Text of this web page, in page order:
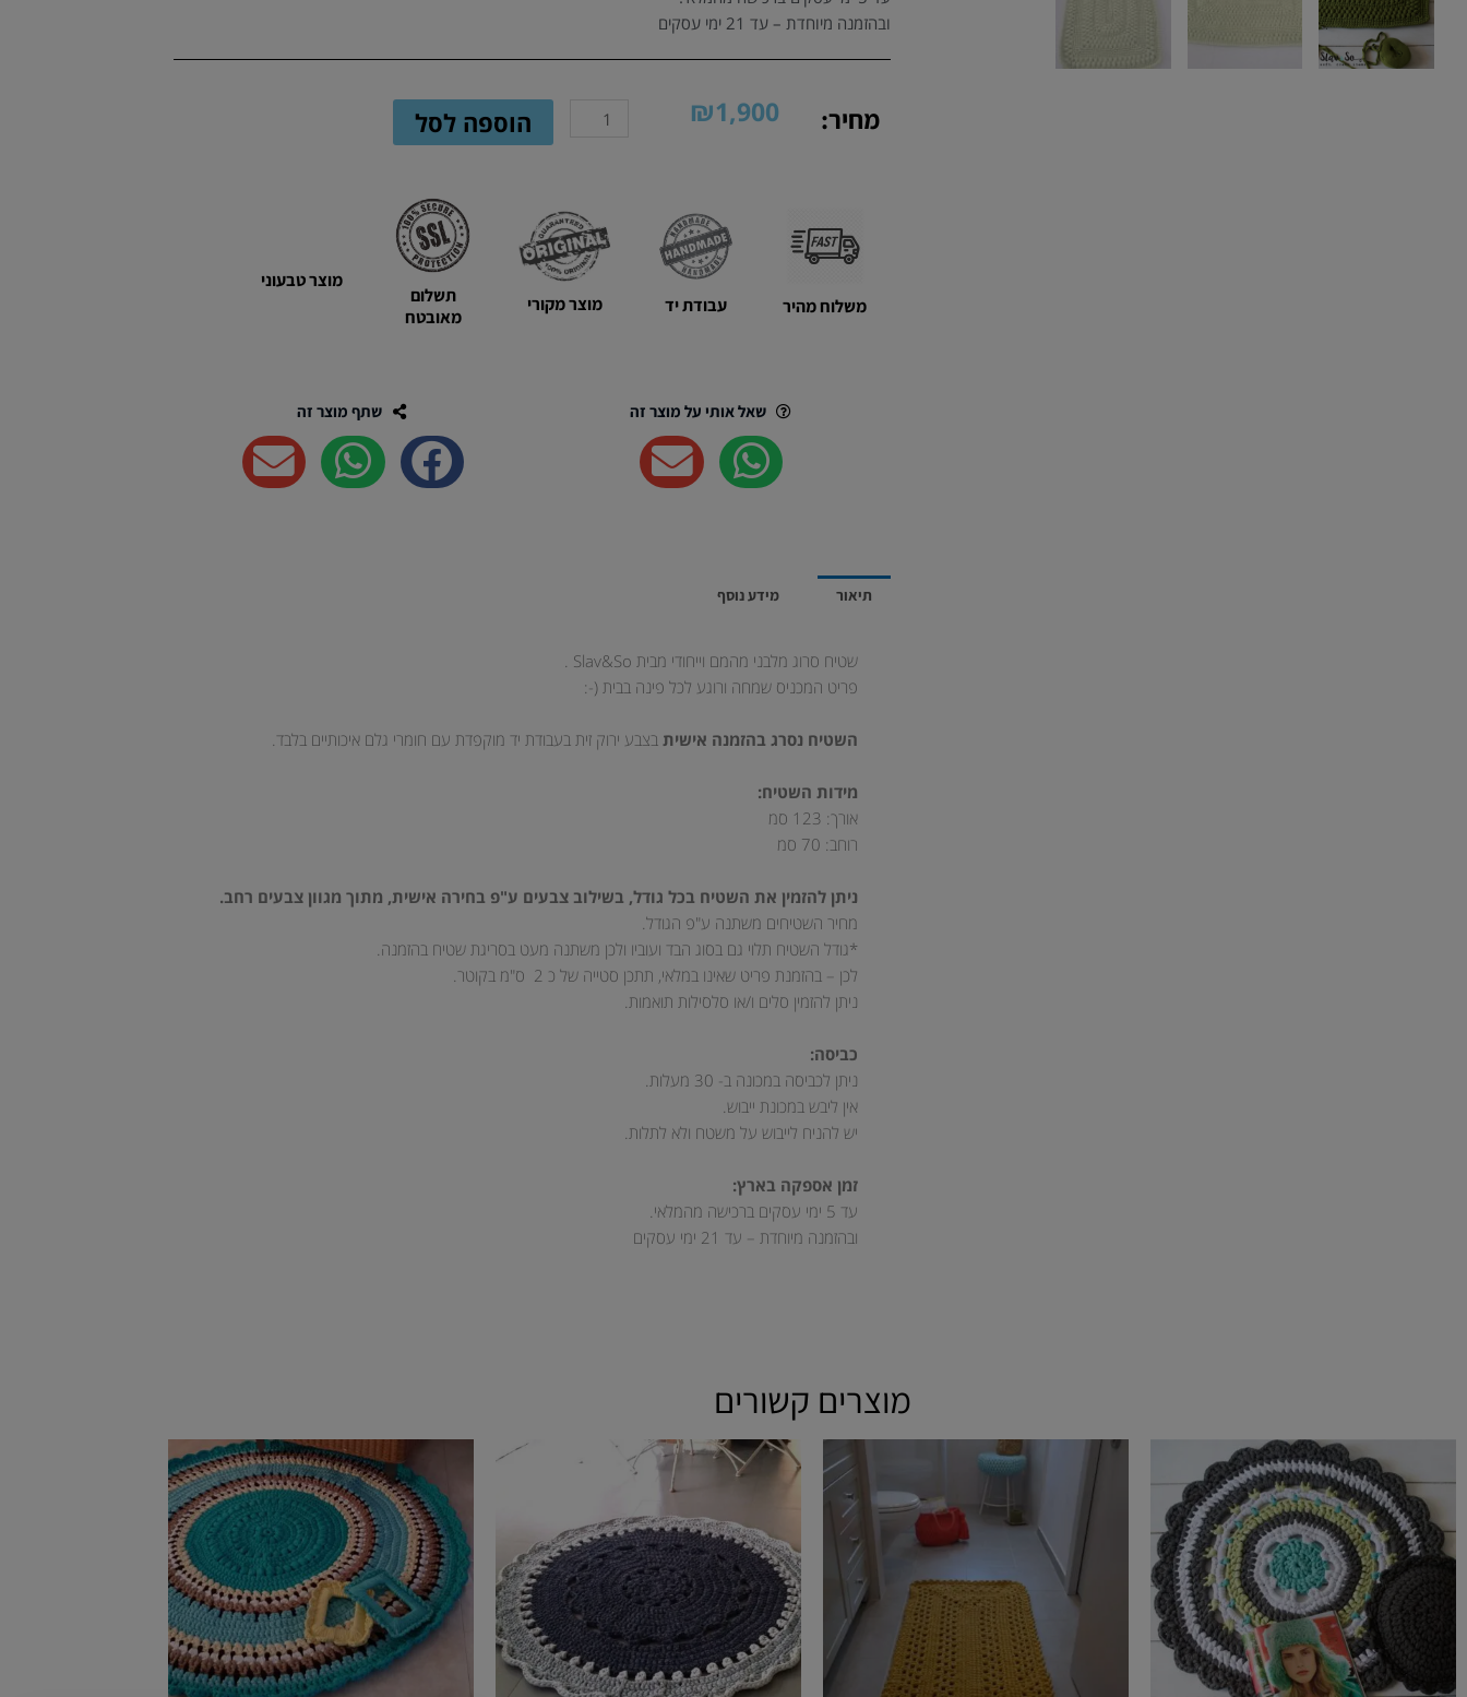
ובהזמנה מיוחדת – עד 21 ימי עסקים
מחיר: ₪1,900
כמות
בעבודת
הוספה לסל
משלוח מהיר עבודת יד מוצר מקורי
תשלום
מאובטח
מוצר טבעוני
שאל אותי על מוצר זה שתף מוצר זה
תיאור מידע נוסף
שטיח סרוג מלבני מהמם וייחודי מבית Slav&So .
פריט המכניס שמחה ורוגע לכל פינה בבית (-:
השטיח נסרג בהזמנה אישית בצבע ירוק זית בעבודת יד מוקפדת עם חומרי גלם איכותיים בלבד.
מידות השטיח:
אורך: 123 סמ
רוחב: 70 סמ
ניתן להזמין את השטיח בכל גודל, בשילוב צבעים ע"פ בחירה אישית, מתוך מגוון צבעים רחב.
מחיר השטיחים משתנה ע"פ הגודל.
*גודל השטיח תלוי גם בסוג הבד ועוביו ולכן משתנה מעט בסריגת שטיח בהזמנה.
לכן – בהזמנת פריט שאינו במלאי, תתכן סטייה של כ 2 ס"מ בקוטר.
ניתן להזמין סלים ו/או סלסילות תואמות.
כביסה:
ניתן לכביסה במכונה ב- 30 מעלות.
אין ליבש במכונת ייבוש.
יש להניח לייבוש על משטח ולא לתלות.
זמן אספקה בארץ:
עד 5 ימי עסקים ברכישה מהמלאי.
ובהזמנה מיוחדת – עד 21 ימי עסקים
מוצרים קשורים
טווח
מחירים:
עד
זה
יש
מספר
סוגים.
ניתן
לבחור
את
האפשרויות
בעמוד
מחירים:
למוצר
מספר
סוגים.
ניתן
לבחור
את
האפשרויות
בעמוד
טווח
מחירים:
עד
למוצר
זה
יש
מספר
סוגים.
ניתן
לבחור
את
האפשרויות
בעמוד